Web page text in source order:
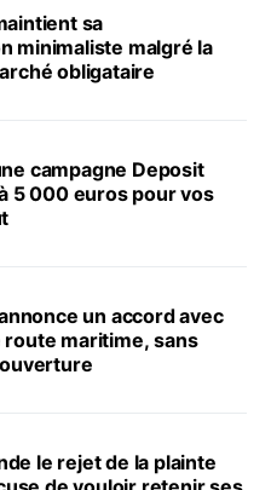
sa
minimaliste malgré la
obligataire
campagne Deposit
5 000 euros pour vos
un accord avec
route maritime, sans
le rejet de la plainte